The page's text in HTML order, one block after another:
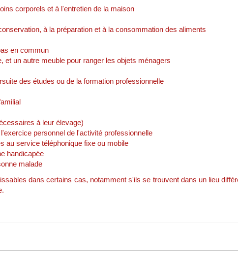
corporels et à l'entretien de la maison
à la préparation et à la consommation des aliments
en commun
et un autre meuble pour ranger les objets ménagers
des études ou de la formation professionnelle
à leur élevage)
personnel de l'activité professionnelle
au service téléphonique fixe ou mobile
handicapée
malade
dans certains cas, notamment s'ils se trouvent dans un lieu